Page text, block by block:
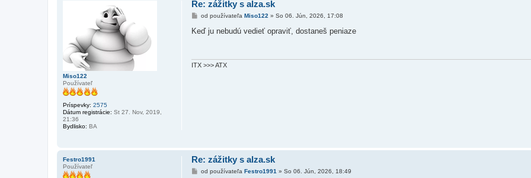
Miso122
Používateľ
Príspevky: 2575
Dátum registrácie: St 27. Nov, 2019,
21:36
Bydlisko: BA
Re: zážitky s alza.sk
P
í
o
od používateľa Miso122 » So 06. Jún, 2026, 17:08
Keď ju nebudú vedieť opraviť, dostaneš peniaze
ITX >>> ATX
Festro1991
Používateľ
Re: zážitky s alza.sk
Pod používateľa Festro1991 » So 06. Jún, 2026, 18:49